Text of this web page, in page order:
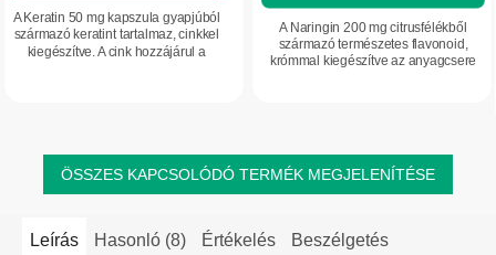
A Keratin 50 mg kapszula gyapjúból
származó keratint tartalmaz, cinkkel
kiegészítve. A cink hozzájárul a
A Naringin 200 mg citrusfélékből
származó természetes flavonoid,
krómmal kiegészítve az anyagcsere
ÖSSZES KAPCSOLÓDÓ TERMÉK MEGJELENÍTÉSE
Leírás Hasonló (8) Értékelés Beszélgetés